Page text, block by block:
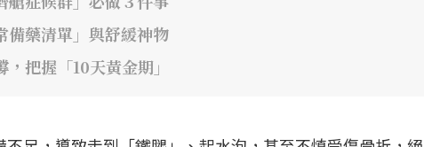
備藥清單」與舒緩神物
把握「10天黃金期」